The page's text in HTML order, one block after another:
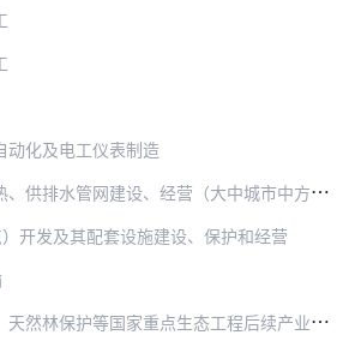
动化及电工仪表制造
供排水管网建设、经营（大中城市中方控股）
开发及其配套设施建设、保护和经营
然林保护等国家重点生态工程后续产业开发